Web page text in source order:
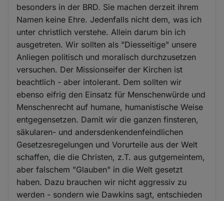
besonders in der BRD. Sie machen derzeit ihrem
Namen keine Ehre. Jedenfalls nicht dem, was ich
unter christlich verstehe. Allein darum bin ich
ausgetreten. Wir sollten als "Diesseitige" unsere
Anliegen politisch und moralisch durchzusetzen
versuchen. Der Missionseifer der Kirchen ist
beachtlich - aber intolerant. Dem sollten wir
ebenso eifrig den Einsatz für Menschenwürde und
Menschenrecht auf humane, humanistische Weise
entgegensetzen. Damit wir die ganzen finsteren,
säkularen- und andersdenkendenfeindlichen
Gesetzesregelungen und Vorurteile aus der Welt
schaffen, die die Christen, z.T. aus gutgemeintem,
aber falschem "Glauben" in die Welt gesetzt
haben. Dazu brauchen wir nicht aggressiv zu
werden - sondern wie Dawkins sagt, entschieden